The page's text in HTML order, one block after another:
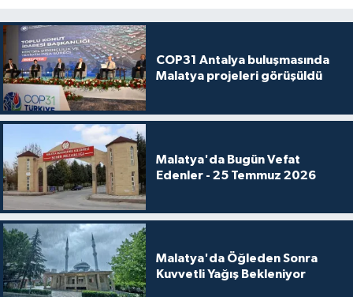
COP31 Antalya buluşmasında
Malatya projeleri görüşüldü
Malatya'da Bugün Vefat
Edenler - 25 Temmuz 2026
Malatya'da Öğleden Sonra
Kuvvetli Yağış Bekleniyor